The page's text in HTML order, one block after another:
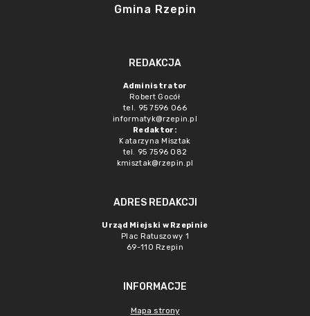
Gmina Rzepin
REDAKCJA
Administrator
Robert Gocół
tel. 95 7596 066
informatyk@rzepin.pl
Redaktor:
Katarzyna Misztak
tel. 95 7596 082
kmisztak@rzepin.pl
ADRES REDAKCJI
Urząd Miejski w Rzepinie
Plac Ratuszowy 1
69-110 Rzepin
INFORMACJE
Mapa strony